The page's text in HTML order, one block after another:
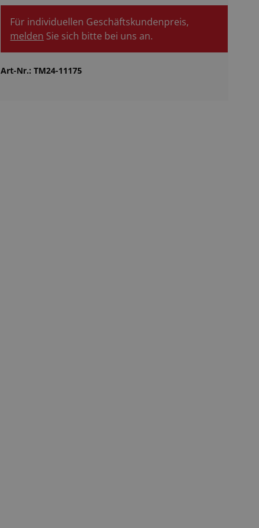
Für individuellen Geschäftskundenpreis,
melden Sie sich bitte bei uns an.
Art-Nr.:TM24-11175